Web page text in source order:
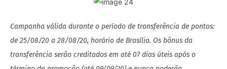
Campanha válida durante o período de transferência de pontos:
de 25/08/20 a 28/08/20, horário de Brasília. Os bônus da
transferência serão creditados em até 07 dias úteis após o